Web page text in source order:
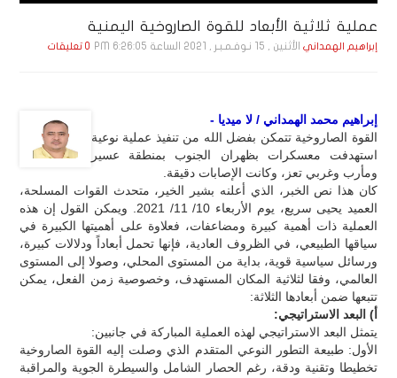
عملية ثلاثية الأبعاد للقوة الصاروخية اليمنية
إبراهيم الهمداني الأثنين , 15 نـوفـمـبـر , 2021 الساعة 6:26:05 PM 0 تعليقات
إبراهيم محمد الهمداني / لا ميديا -
القوة الصاروخية تتمكن بفضل الله من تنفيذ عملية نوعية
استهدفت معسكرات بظهران الجنوب بمنطقة عسير
ومأرب وغربي تعز، وكانت الإصابات دقيقة.
كان هذا نص الخبر، الذي أعلنه بشير الخير، متحدث القوات المسلحة،
العميد يحيى سريع، يوم الأربعاء 10/ 11/ 2021. ويمكن القول إن هذه
العملية ذات أهمية كبيرة ومضاعفات، فعلاوة على أهميتها الكبيرة في
سياقها الطبيعي، في الظروف العادية، فإنها تحمل أبعاداً ودلالات كبيرة،
ورسائل سياسية قوية، بداية من المستوى المحلي، وصولا إلى المستوى
العالمي، وفقا لثلاثية المكان المستهدف، وخصوصية زمن الفعل، يمكن
تتبعها ضمن أبعادها الثلاثة:
أ) البعد الاستراتيجي:
يتمثل البعد الاستراتيجي لهذه العملية المباركة في جانبين:
الأول: طبيعة التطور النوعي المتقدم الذي وصلت إليه القوة الصاروخية
تخطيطا وتقنية ودقة، رغم الحصار الشامل والسيطرة الجوية والمراقبة